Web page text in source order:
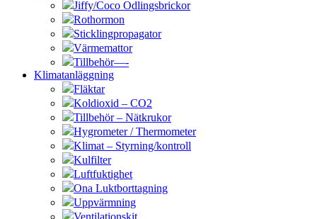
Jiffy/Coco Odlingsbrickor
Rothormon
Sticklingpropagator
Värmemattor
Tillbehör—-
Klimatanläggning
Fläktar
Koldioxid – CO2
Tillbehör – Nätkrukor
Hygrometer / Thermometer
Klimat – Styrning/kontroll
Kulfilter
Luftfuktighet
Ona Luktborttagning
Uppvärmning
Ventilationskit